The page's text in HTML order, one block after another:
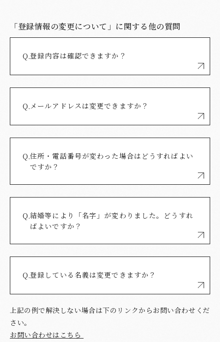
「登録情報の変更について」に関する他の質問
Q.登録内容は確認できますか？
Q.メールアドレスは変更できますか？
Q.住所・電話番号が変わった場合はどうすればよい
ですか？
Q.結婚等により「名字」が変わりました。どうすれ
ばよいですか？
Q.登録している名義は変更できますか？
上記の例で解決しない場合は下のリンクからお問い合わせくだ
さい。
お問い合わせはこちら